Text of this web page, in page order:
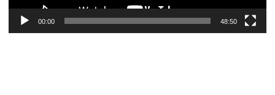
00:00 48:50